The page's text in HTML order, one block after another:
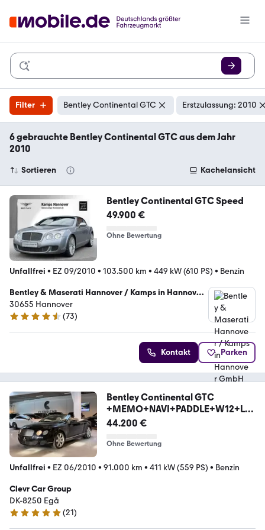
Filter Bentley Continental GTC Erstzulassung: 2010
6 gebrauchte Bentley Continental GTC aus dem Jahr
2010
Sortieren Kachelansicht
Bentley Continental GTC Speed
49.900 €
Ohne Bewertung
Unfallfrei • EZ 09/2010 • 103.500 km • 449 kW (610 PS) • Benzin
Bentley & Maserati Hannover / Kamps in Hannover
GmbH & Co. KG
30655 Hannover
4.6 Sterne
(73)
Kontakt Parken
Bentley Continental GTC
+MEMO+NAVI+PADDLE+W12+LU
FT+REARV
44.200 €
Ohne Bewertung
Unfallfrei • EZ 06/2010 • 91.000 km • 411 kW (559 PS) • Benzin
Clevr Car Group
DK-8250 Egå
4.9 Sterne
(21)